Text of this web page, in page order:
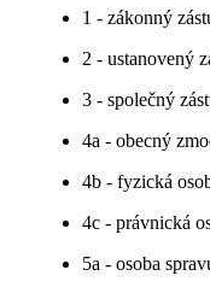
1 - zákonný
2 - ustanovený
3 - společný
4a - obecný
4b - fyzická
4c - právnická
5a - osoba